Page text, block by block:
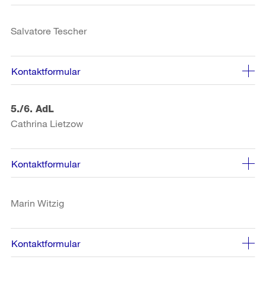
Salvatore Tescher
Kontaktformular
5./6. AdL
Cathrina Lietzow
Kontaktformular
Marin Witzig
Kontaktformular